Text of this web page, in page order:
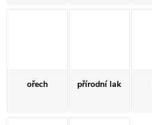
ořech přírodní lak